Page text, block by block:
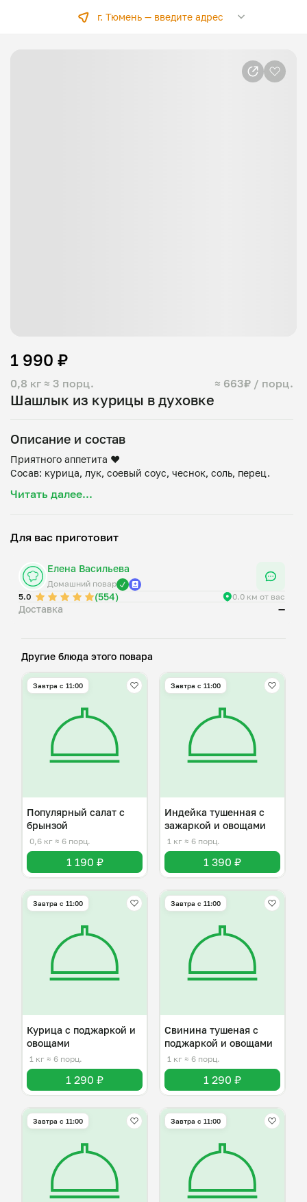
г. Тюмень — введите адрес
Шашлык из курицы в духовке
0,8 кг ≈ 3 порц. ≈ 663₽ / порц.
1 990 ₽
Описание и состав
Приятного аппетита ❤️
Читать далее...
Для вас приготовит
Елена Васильева
Домашний повар
5.0
(554) 0.0 км от вас
Доставка —
Другие блюда этого повара
Завтра c 11:00
Популярный салат с
брынзой
0,6 кг ≈ 6 порц.
1 190 ₽
Завтра c 11:00
Индейка тушенная с
зажаркой и овощами
1 кг ≈ 6 порц.
1 390 ₽
Завтра c 11:00
Курица с поджаркой и
овощами
1 кг ≈ 6 порц.
1 290 ₽
Завтра c 11:00
Свинина тушеная с
поджаркой и овощами
1 кг ≈ 6 порц.
1 290 ₽
Завтра c 11:00 Завтра c 11:00